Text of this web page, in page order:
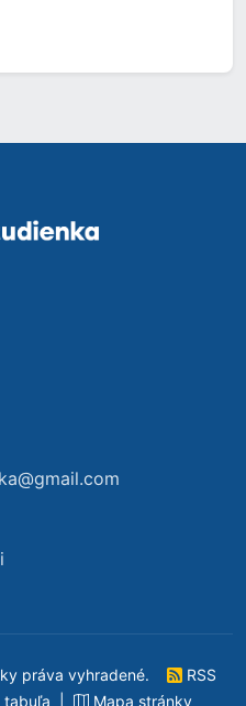
práva vyhradené.
RSS
tabuľa Mapa stránky